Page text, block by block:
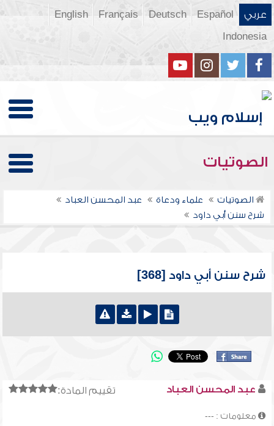
عربي Español
Deutsch
Français
English
Indonesia
الصوتيات
الصوتيات علماء ودعاة
عبد المحسن العباد
شرح سنن أبي داود
شرح سنن أبي داود [368]
تقييم المادة: عبد المحسن العباد
معلومات : ---